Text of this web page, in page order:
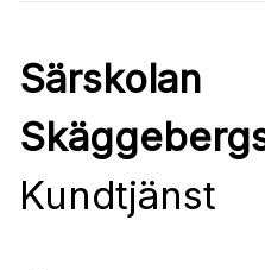
Särskolan
Kundtjänst